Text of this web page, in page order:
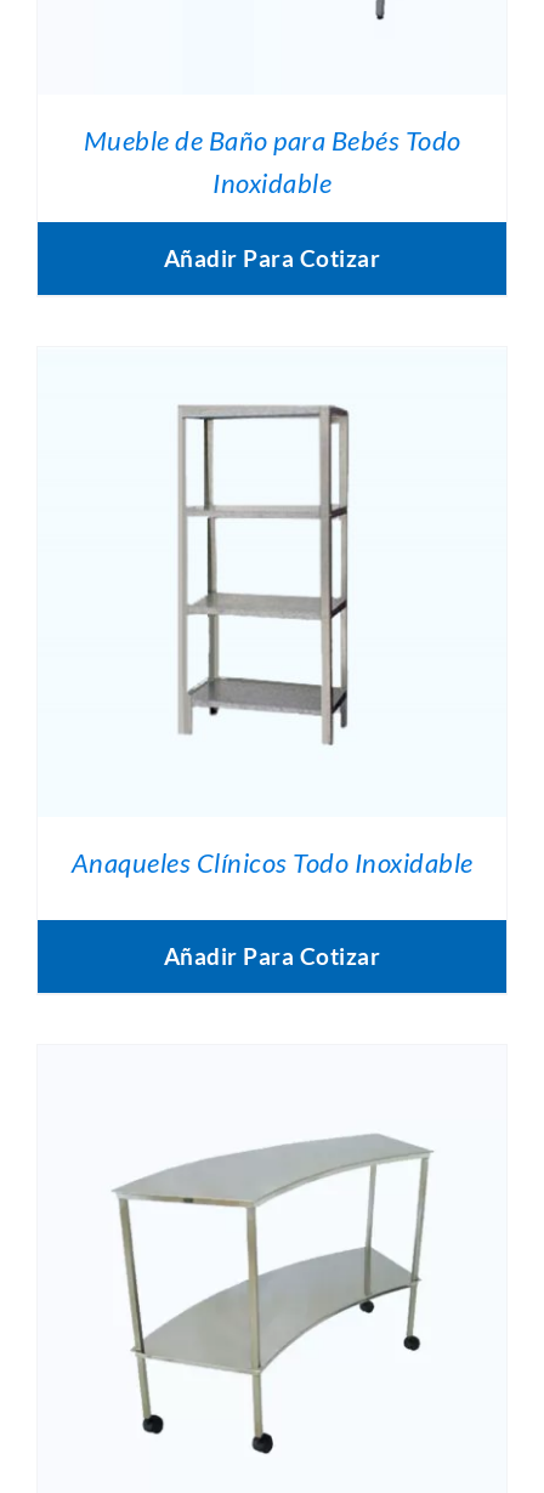
Mueble de Baño para Bebés Todo
Inoxidable
Añadir Para Cotizar
Anaqueles Clínicos Todo Inoxidable
Añadir Para Cotizar